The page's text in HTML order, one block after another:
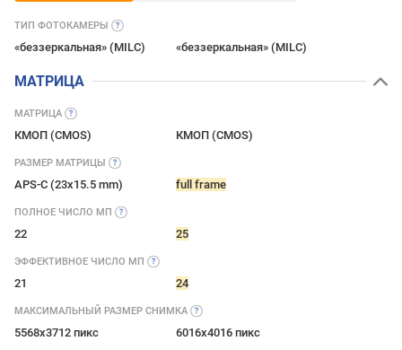
ТИП ФОТОКАМЕРЫ
«беззеркальная» (MILC) «беззеркальная» (MILC)
МАТРИЦА
МАТРИЦА
КМОП (CMOS) КМОП (CMOS)
РАЗМЕР МАТРИЦЫ
APS-C (23x15.5 mm) full frame
ПОЛНОЕ ЧИСЛО МП
22 25
ЭФФЕКТИВНОЕ ЧИСЛО МП
21 24
МАКСИМАЛЬНЫЙ РАЗМЕР СНИМКА
5568x3712 пикс 6016x4016 пикс